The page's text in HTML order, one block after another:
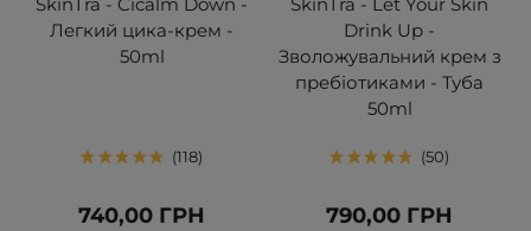
SkinTra - Cicalm Down -
Легкий цика-крем -
50ml
118
740,00 ГРН
SkinTra - Let Your Skin
Drink Up -
Зволожувальний крем з
пребіотиками - Туба
50ml
50
790,00 ГРН